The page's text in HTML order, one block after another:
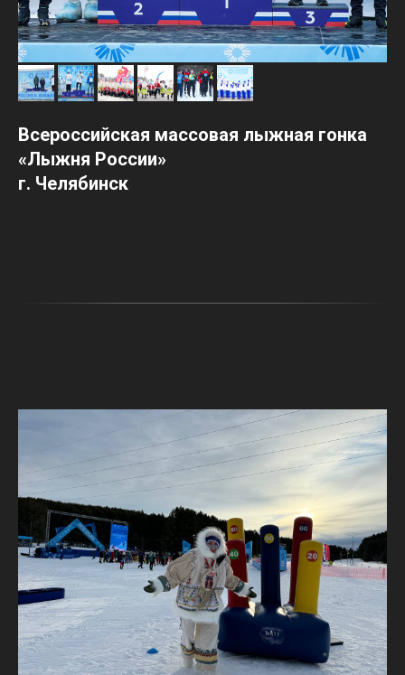
Всероссийская массовая лыжная гонка
«Лыжня России»
г. Челябинск